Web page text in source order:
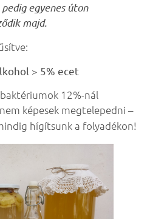
egyenes úton
majd.
> 5% ecet
12%-nál
képesek megtelepedni –
hígítsunk a folyadékon!